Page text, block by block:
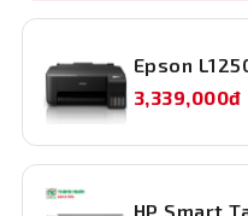
Epson
3,339,000đ
HP Smart